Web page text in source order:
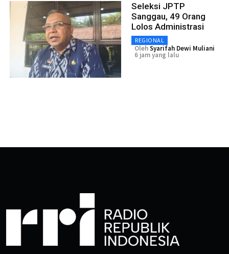
Seleksi JPTP
Sanggau, 49 Orang
Lolos Administrasi
REGIONAL
OlehSyarifah Dewi Muliani
6 jam yang lalu